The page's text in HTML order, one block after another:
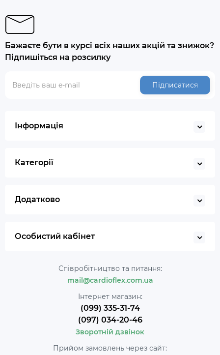
Бажаєте бути в курсі всіх наших акцій та знижок?
Підпишіться на розсилку
Підписатися
Інформація
Категорії
Додатково
Особистий кабінет
Співробітництво та питання:
mail@cardioflex.com.ua
Інтернет магазин:
(099) 335-31-74
(097) 034-20-46
Зворотній дзвінок
Прийом замовлень через сайт: